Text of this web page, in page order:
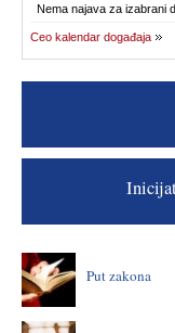
Nema najava za izabrani
Ceo kalendar događaja
Put zakona